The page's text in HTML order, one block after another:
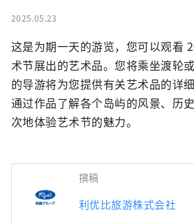
2025.05.23
这是为期一天的游览，您可以观看
术节展出的艺术品。您将乘坐渡轮
的导游将为您提供有关艺术品的详细
通过作品了解各个岛屿的风景、历
次地体验艺术节的魅力。
撰稿
利优比旅游株式会社